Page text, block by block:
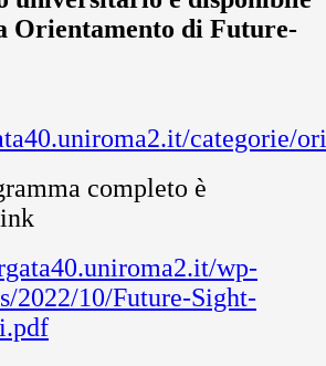
Orientamento di Future-
categorie/
completo è
wp-
2022/10/Future-Sight-